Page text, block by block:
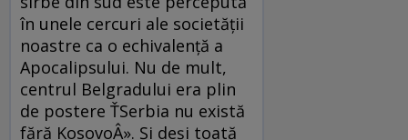
în unele cercuri ale societăţii
noastre ca o echivalenţă a
Apocalipsului. Nu de mult,
centrul Belgradului era plin
de postere ŤSerbia nu există
fără KosovoÂ». Şi deşi toată